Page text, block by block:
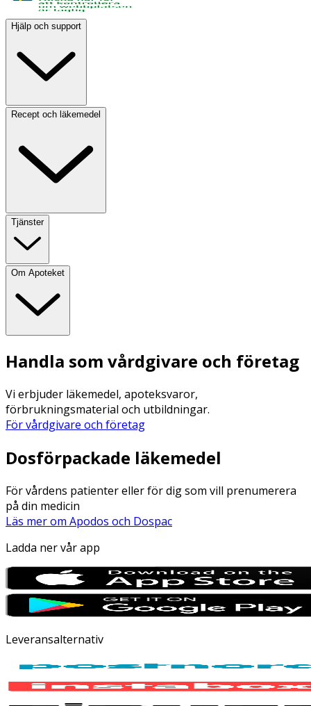
Hjälp och support
Recept och läkemedel
Tjänster
Om Apoteket
Handla som vårdgivare och företag
Vi erbjuder läkemedel, apoteksvaror,
förbrukningsmaterial och utbildningar.
För vårdgivare och företag
Dosförpackade läkemedel
För vårdens patienter eller för dig som vill prenumerera
på din medicin
Läs mer om Apodos och Dospac
Ladda ner vår app
Leveransalternativ